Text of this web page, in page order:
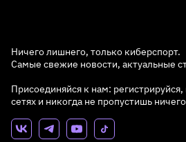
Ничего лишнего, только киберспорт.
Самые свежие новости, актуальные
Присоединяйся к нам:
сетях и никогда не пропустишь